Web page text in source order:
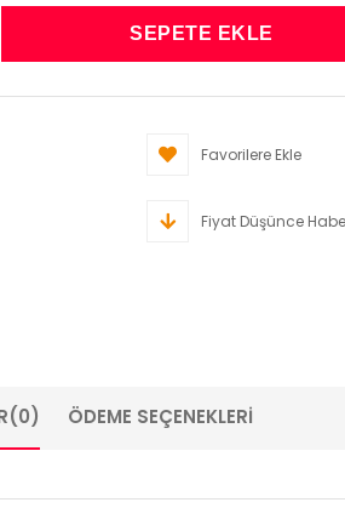
Favorilere Ekle
Fiyat Düşünce
(0) ÖDEME SEÇENEKLERI